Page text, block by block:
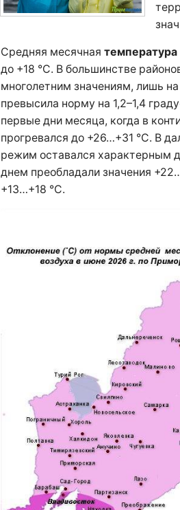
Средняя месячная температура
до +18 °C. В большинстве
многолетним значениям, лишь
превысила норму на 1,2–1,4
первые дни месяца, когда в
прогревался до +26…+31 °C. В
режим оставался характерным
днем преобладали значения
+13…+18 °C.